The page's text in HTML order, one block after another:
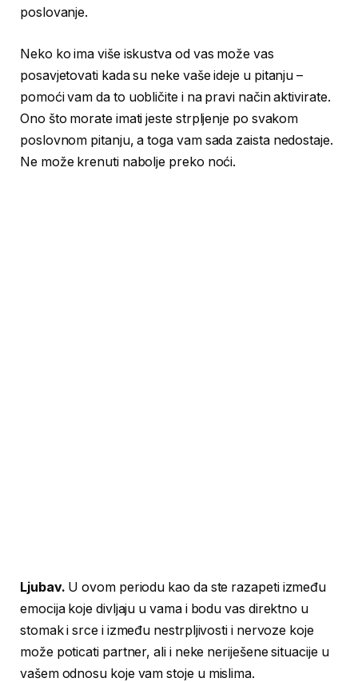
poslovanje.
Neko ko ima više iskustva od vas može vas
posavjetovati kada su neke vaše ideje u pitanju –
pomoći vam da to uobličite i na pravi način aktivirate.
Ono što morate imati jeste strpljenje po svakom
poslovnom pitanju, a toga vam sada zaista nedostaje.
Ne može krenuti nabolje preko noći.
Ljubav. U ovom periodu kao da ste razapeti između
emocija koje divljaju u vama i bodu vas direktno u
stomak i srce i između nestrpljivosti i nervoze koje
može poticati partner, ali i neke neriješene situacije u
vašem odnosu koje vam stoje u mislima.